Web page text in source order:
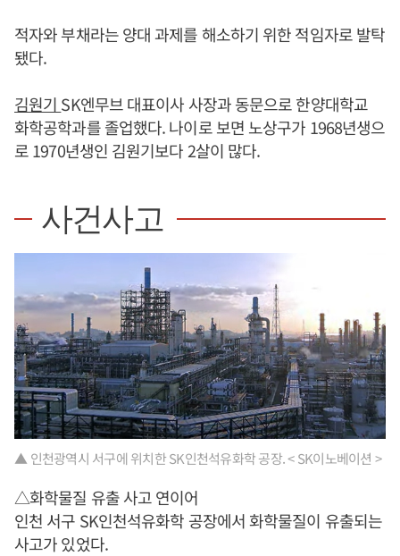
적자와 부채라는 양대 과제를 해소하기 위한 적임자로 발탁
됐다.
김원기 SK엔무브 대표이사 사장과 동문으로 한양대학교
화학공학과를 졸업했다. 나이로 보면 노상구가 1968년생으
로 1970년생인 김원기보다 2살이 많다.
사건사고
▲ 인천광역시 서구에 위치한 SK인천석유화학 공장. < SK이노베이션 >
△화학물질 유출 사고 연이어
인천 서구 SK인천석유화학 공장에서 화학물질이 유출되는
사고가 있었다.